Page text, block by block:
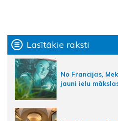
Lasītākie raksti
No Francijas,
jauni ielu